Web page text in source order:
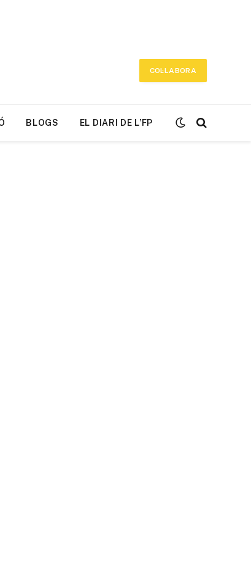
COL·LABORA
BLOGS EL DIARI DE L’FP